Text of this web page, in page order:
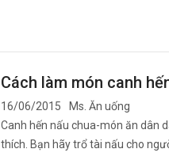
Cách làm món canh
16/06/2015
Ms. Ăn uống
Canh hến nấu chua-món ăn dân
thích. Bạn hãy trổ tài nấu cho